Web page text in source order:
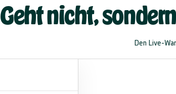
Geht nicht,
Den Live-